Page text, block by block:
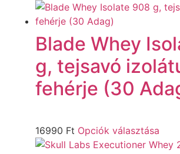
Blade Whey
g, tejsavó
fehérje (30
16990 Ft Opciók választása